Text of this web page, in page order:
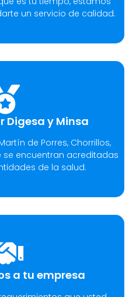
un servicio de calidad.
Digesa y Minsa​
de Porres, Chorrillos,
se encuentran acreditadas
de la salud.
a tu empresa